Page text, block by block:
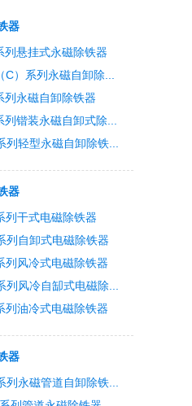
器
列悬挂式永磁除铁器
C）系列永磁自卸除...
列永磁自卸除铁器
列锴装永磁自卸式除...
列轻型永磁自卸除铁...
器
列干式电磁除铁器
列自卸式电磁除铁器
列风冷式电磁除铁器
列风冷自缷式电磁除...
列油冷式电磁除铁器
器
列永磁管道自卸除铁...